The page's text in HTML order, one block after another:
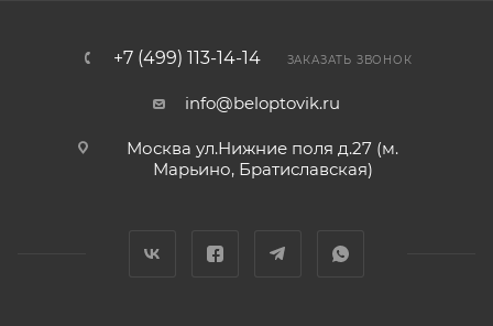
+7 (499) 113-14-14 ЗАКАЗАТЬ ЗВОНОК
info@beloptovik.ru
Москва ул.Нижние поля д.27 (м.
Марьино, Братиславская)